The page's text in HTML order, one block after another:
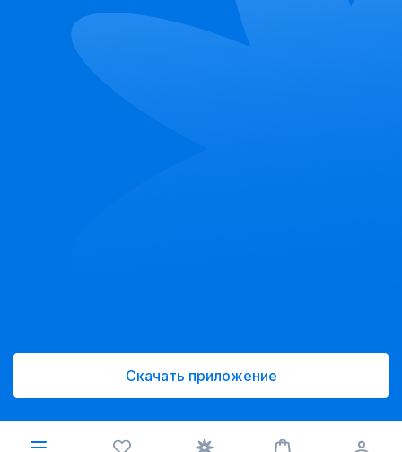
Скачать приложение